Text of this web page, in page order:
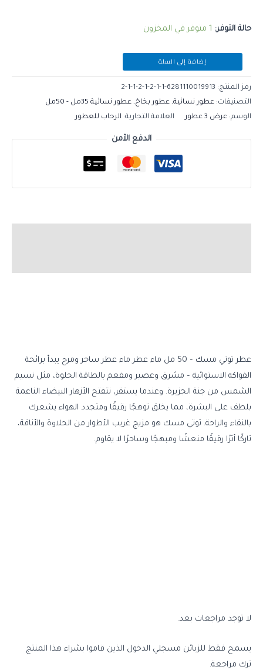
حالة التوفر: 1 متوفر في المخزون
إضافة إلى السلة
رمز المنتج: 6281110019913-1-1-2-1-2-1-1-2
التصنيفات: عطور نسائية, عطور بخاخ, عطور نسائية 35مل - 50مل
الوسم: عرض 3 عطور العلامة التجارية: الرحاب للعطور
الدفع الأمن
عطر توتي مسك – 50 مل ماء عطر ماء عطر ساحر ومرح يبدأ برائحة
الفواكه الاستوائية – مشرق وعصير ومفعم بالطاقة الحلوة، مثل نسيم
الشمس من جنة الجزيرة. وعندما يستقر، تتفتح الأزهار البيضاء الناعمة
بلطف على البشرة، مما يخلق توهجًا رقيقًا ومتجدد الهواء يشعرك
بالنقاء والراحة. توتي مسك هو مزيج غريب الأطوار من الحلاوة والأناقة،
تاركًا أثرًا رقيقًا منعشًا ومبهجًا وساحرًا لا يقاوم.
لا توجد مراجعات بعد.
يسمح فقط للزبائن مسجلي الدخول الذين قاموا بشراء هذا المنتج
ترك مراجعة.